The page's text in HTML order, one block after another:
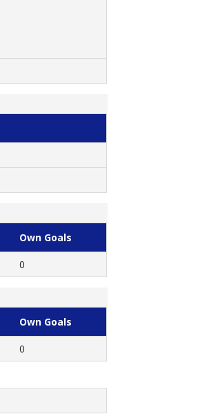
Own Goals
0
Own Goals
0